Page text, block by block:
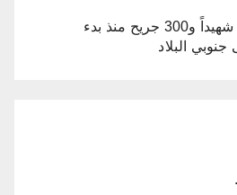
الصحة الإيرانية: 35 شهيداً و300 جريح منذ بدء
البلاد